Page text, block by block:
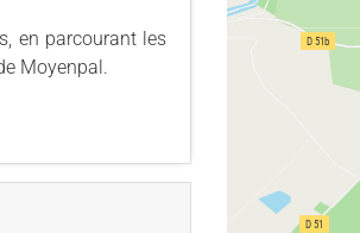
en parcourant les
Moyenpal.